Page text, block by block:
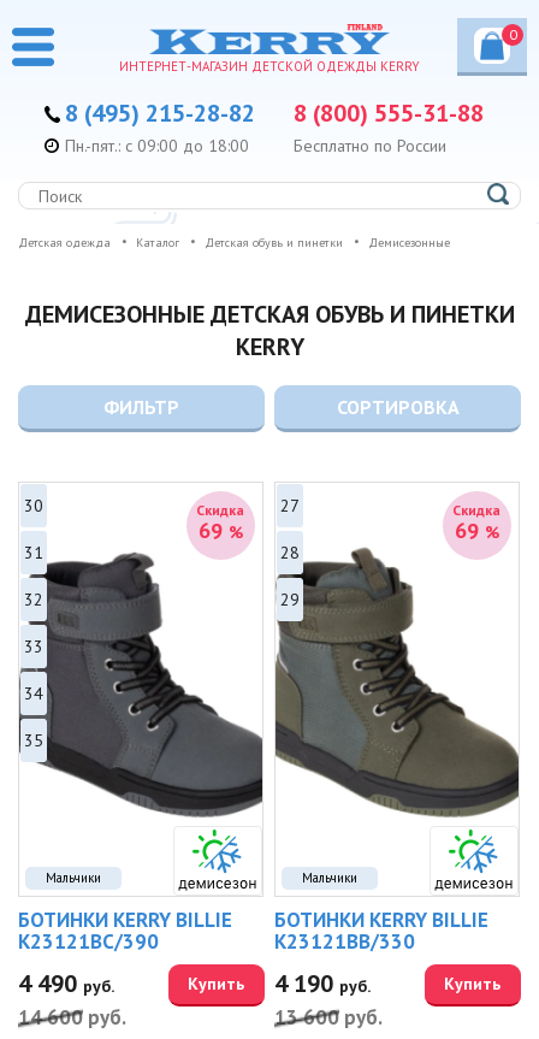
ИНТЕРНЕТ-МАГАЗИН ДЕТСКОЙ ОДЕЖДЫ KERRY
0
8 (495) 215-28-82 8 (800) 555-31-88
Бесплатно по России
Пн.-пят.: с 09:00 до 18:00
Детская одежда Каталог Детская обувь и пинетки Демисезонные
ДЕМИСЕЗОННЫЕ ДЕТСКАЯ ОБУВЬ И ПИНЕТКИ
KERRY
СОРТИРОВКА
ФИЛЬТР
Мальчики
Скидка
69 %
30
31
32
33
34
35
БОТИНКИ KERRY BILLIE
K23121BC/390
4 490 руб.
14 600 руб.
Купить
Мальчики
Скидка
69 %
27
28
29
БОТИНКИ KERRY BILLIE
K23121BB/330
4 190 руб.
13 600 руб.
Купить